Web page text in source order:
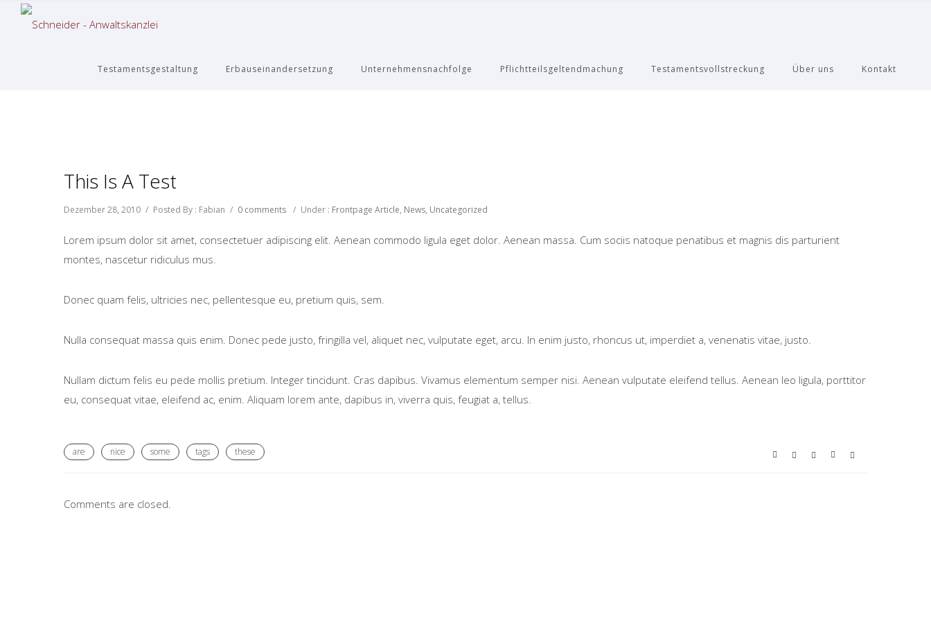
Testamentsgestaltung Erbauseinandersetzung Unternehmensnachfolge Pflichtteilsgeltendmachung Testamentsvollstreckung Über uns Kontakt
This Is A Test
Dezember 28, 2010 / Posted By : Fabian / 0 comments / Under : Frontpage Article, News, Uncategorized
Lorem ipsum dolor sit amet, consectetuer adipiscing elit. Aenean commodo ligula eget dolor. Aenean massa. Cum sociis natoque penatibus et magnis dis parturient
montes, nascetur ridiculus mus.
Donec quam felis, ultricies nec, pellentesque eu, pretium quis, sem.
Nulla consequat massa quis enim. Donec pede justo, fringilla vel, aliquet nec, vulputate eget, arcu. In enim justo, rhoncus ut, imperdiet a, venenatis vitae, justo.
Nullam dictum felis eu pede mollis pretium. Integer tincidunt. Cras dapibus. Vivamus elementum semper nisi. Aenean vulputate eleifend tellus. Aenean leo ligula, porttitor
eu, consequat vitae, eleifend ac, enim. Aliquam lorem ante, dapibus in, viverra quis, feugiat a, tellus.
are nice some tags these
Comments are closed.